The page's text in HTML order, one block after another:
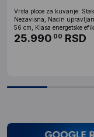
Vrsta ploce za kuvanje:
Nezavisna, Nacin
56 cm, Klasa energetske
25.990 00 RSD